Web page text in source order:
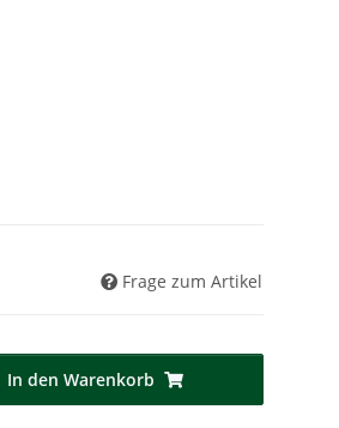
Frage zum Artikel
In den Warenkorb